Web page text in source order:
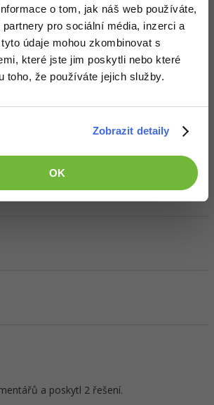
o tom, jak náš web používáte,
pro sociální média, inzerci a
údaje mohou zkombinovat s
které jste jim poskytli nebo které
toho, že používáte jejich služby.
Zobrazit detaily
OK
Studio, PSP Pad
Intel HD4400; i5 Sandy Bridge, 6GB RAM,
a poskytl 2 řešení.